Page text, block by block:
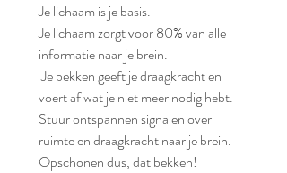
Je lichaam is je basis.
Je lichaam zorgt voor 80% van alle
informatie naar je brein.
Je bekken geeft je draagkracht en
voert af wat je niet meer nodig hebt.
Stuur ontspannen signalen over
ruimte en draagkracht naar je brein.
Opschonen dus, dat bekken!